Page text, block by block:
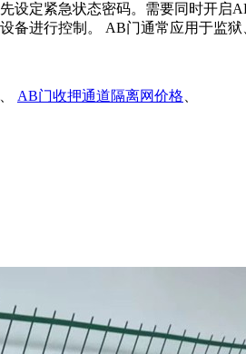
设定紧急状态密码。需要同时开
进行控制。 AB门通常应用于监
AB门收押通道隔离网价格